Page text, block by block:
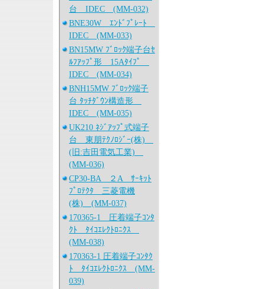
台 IDEC (MM-032)
BNE30W ｴﾝﾄﾞﾌﾟﾚｰﾄ
IDEC (MM-033)
BN15MW ﾌﾞﾛｯｸ端子台ｾ
ﾙﾌｱｯﾌﾟ形 15Aﾀｲﾌﾟ
IDEC (MM-034)
BNH15MW ﾌﾞﾛｯｸ端子
台 ﾀｯﾁﾀﾞｳﾝ構造形
IDEC (MM-035)
UK210 ﾈｼﾞｱｯﾌﾟ式端子
台 東朋ﾃｸﾉﾛｼﾞｰ(株)
(旧:吉田電気工業)
(MM-036)
CP30-BA ２A ｻｰｷｯﾄ
ﾌﾟﾛﾃｸﾀ 三菱電機
(株) (MM-037)
170365-1 圧着端子ｺﾝﾀ
ｸﾄ ﾀｲｺｴﾚｸﾄﾛﾆｸｽ
(MM-038)
170363-1 圧着端子ｺﾝﾀｸ
ﾄ ﾀｲｺｴﾚｸﾄﾛﾆｸｽ (MM-
039)